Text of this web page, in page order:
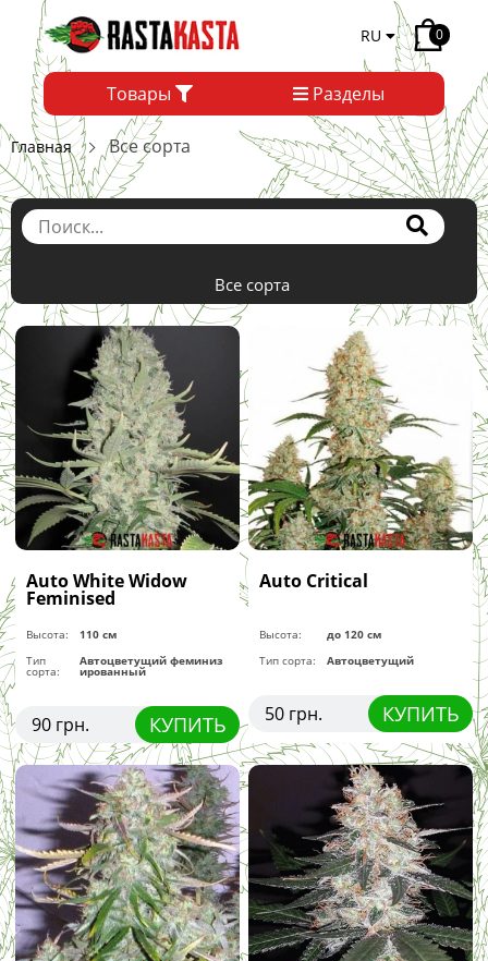
RU 0
Товары Разделы
Главная Все сорта
Все сорта
Auto White Widow
Feminised
Высота:
110 см
Тип
сорта:
Автоцветущий феминиз
ированный
90 грн. КУПИТЬ
Auto Critical
Высота:
до 120 см
Тип сорта:
Автоцветущий
50 грн. КУПИТЬ